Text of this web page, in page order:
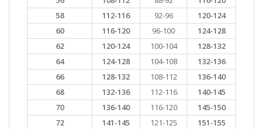
58
112-116 92-96
120-124
60
116-120 96-100
124-128
62
120-124 100-104
128-132
64
124-128 104-108
132-136
66
128-132 108-112
136-140
68
132-136 112-116
140-145
70
136-140 116-120
145-150
72
141-145 121-125
151-155